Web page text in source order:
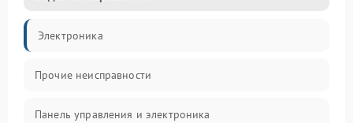
Электроника
Прочие неисправности
Панель управления и электроника